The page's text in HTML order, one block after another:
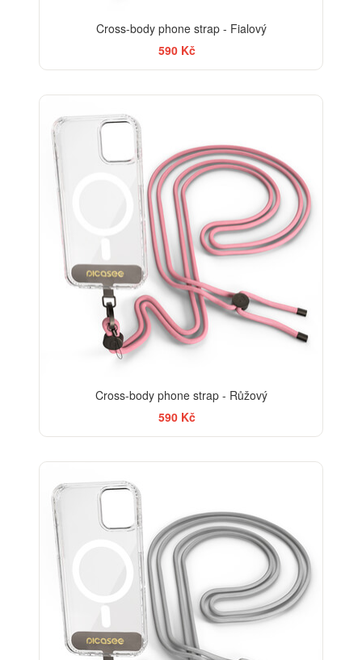
Cross-body phone strap - Fialový
590 Kč
Cross-body phone strap - Růžový
590 Kč